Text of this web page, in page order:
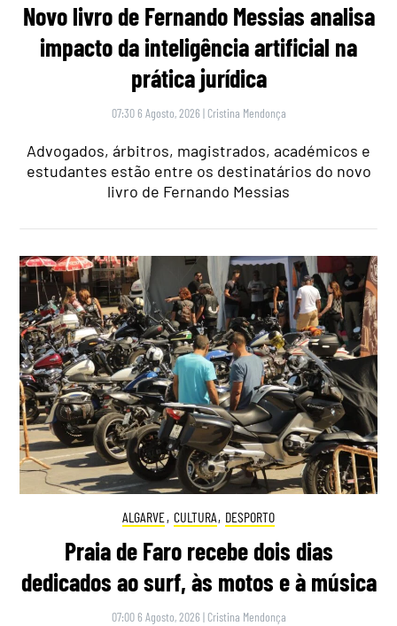
Novo livro de Fernando Messias analisa
impacto da inteligência artificial na
prática jurídica
07:30 6 Agosto, 2026 | Cristina Mendonça
Advogados, árbitros, magistrados, académicos e
estudantes estão entre os destinatários do novo
livro de Fernando Messias
ALGARVE, CULTURA, DESPORTO
Praia de Faro recebe dois dias
dedicados ao surf, às motos e à música
07:00 6 Agosto, 2026 | Cristina Mendonça